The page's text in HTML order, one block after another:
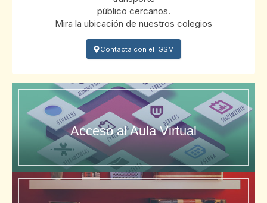
público cercanos.
Mira la ubicación de nuestros colegios
Contacta con el IGSM
Acceso al Aula Virtual